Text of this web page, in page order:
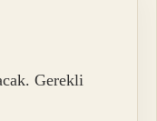
Gerekli